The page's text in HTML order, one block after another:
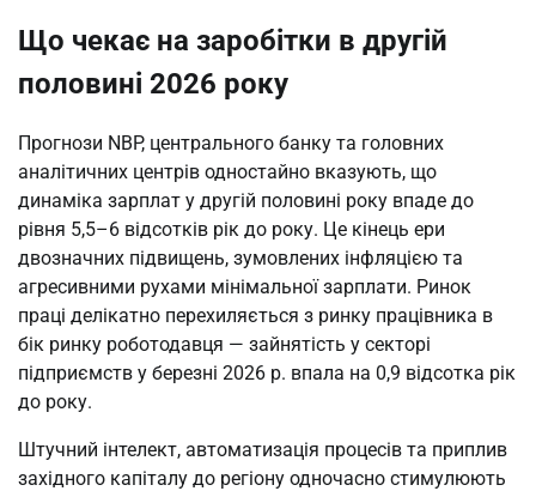
Що чекає на заробітки в другій
половині 2026 року
Прогнози NBP, центрального банку та головних
аналітичних центрів одностайно вказують, що
динаміка зарплат у другій половині року впаде до
рівня 5,5–6 відсотків рік до року. Це кінець ери
двозначних підвищень, зумовлених інфляцією та
агресивними рухами мінімальної зарплати. Ринок
праці делікатно перехиляється з ринку працівника в
бік ринку роботодавця — зайнятість у секторі
підприємств у березні 2026 р. впала на 0,9 відсотка рік
до року.
Штучний інтелект, автоматизація процесів та приплив
західного капіталу до регіону одночасно стимулюють